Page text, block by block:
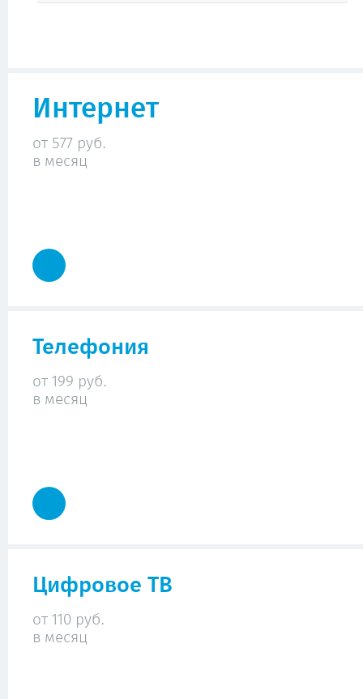
Интернет
от 577 руб.
в месяц
Телефония
от 199 руб.
в месяц
Цифровое ТВ
от 110 руб.
в месяц